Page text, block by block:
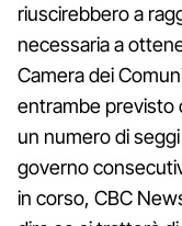
riuscirebbero a
necessaria a
Camera dei
entrambe previsto
un numero di
governo
in corso, CBC